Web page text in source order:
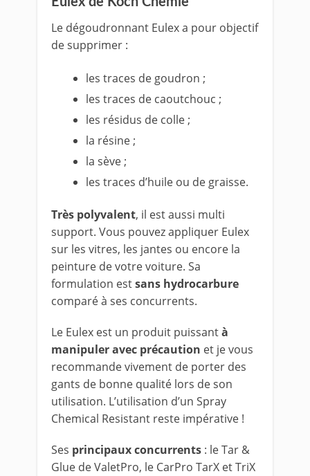
Le dégoudronnant Eulex a pour objectif
de supprimer :
les traces de goudron ;
les traces de caoutchouc ;
les résidus de colle ;
la résine ;
la sève ;
les traces d’huile ou de graisse.
Très polyvalent, il est aussi multi
support. Vous pouvez appliquer Eulex
sur les vitres, les jantes ou encore la
peinture de votre voiture. Sa
formulation estsans hydrocarbure
comparé à ses concurrents.
Le Eulex est un produit puissantà
manipuler avec précaution et je vous
recommande vivement de porter des
gants de bonne qualité lors de son
utilisation. L’utilisation d’un Spray
Chemical Resistant reste impérative !
Ses principaux concurrents : le Tar &
Glue de ValetPro, le CarPro TarX et TriX